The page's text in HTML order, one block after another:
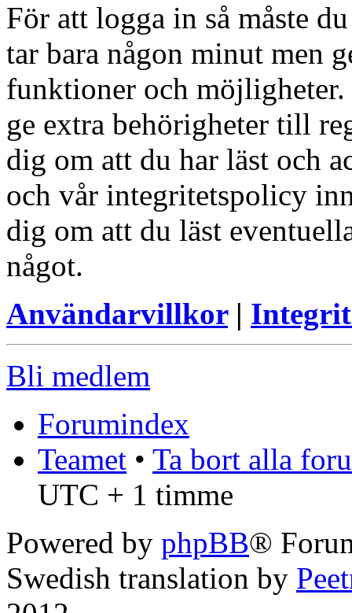
För att logga in så måste
tar bara någon minut men
funktioner och
ge extra behörigheter till
dig om att du har läst och
och vår integritetspolicy
dig om att du läst
något.
Användarvillkor|
Bli medlem
Forumindex
Teamet • Ta bort alla
UTC + 1 timme
Powered by phpBB®
Swedish translation by